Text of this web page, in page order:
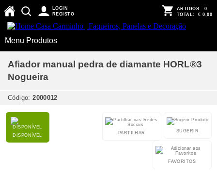
LOGIN
REGISTO
ARTIGOS: 0
TOTAL: € 0,00
Menu Produtos
Afiador manual pedra de diamante HORL®3
Nogueira
Código:2000012
DISPONÍVEL
SUGERIR
PARTILHAR
FAVORITOS